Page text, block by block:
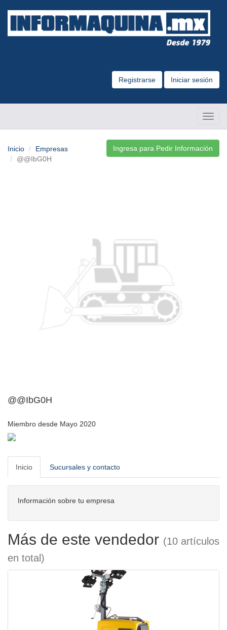
Registrarse Iniciar sesión
Ingresa para Pedir Información
Inicio
Empresas
@@IbG0H
@@IbG0H
Miembro desde Mayo 2020
Inicio Sucursales y contacto
Información sobre tu empresa
Más de este vendedor (10 artículos
en total)